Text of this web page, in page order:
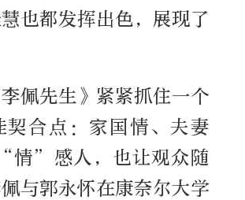
也都发挥出色，展现了
佩先生》紧紧抓住一个
合点：家国情、夫妻
情”感人，也让观众随
与郭永怀在康奈尔大学